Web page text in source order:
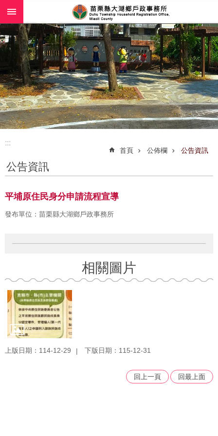
跳到主要內容區塊
:::
首頁 公佈欄 公告資訊
公告資訊
平埔原住民身分申請流程宣導
發布單位：苗栗縣大湖鄉戶政事務所
相關圖片
上版日期：114-12-29 下版日期：115-12-31
回上一頁 回最上面